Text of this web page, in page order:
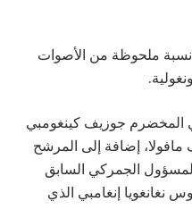
ملحوظة من الأصوات
المخضرم جوزيف كينغومبي
مافولا، إضافة إلى المرشح
الجمركي السابق
نغانغويا إنغامبي الذي